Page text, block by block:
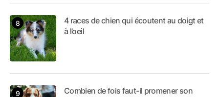
4 races de chien qui écoutent au doigt et
à l’oeil
Combien de fois faut-il promener son